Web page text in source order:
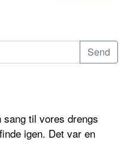
til vores drengs
igen. Det var en